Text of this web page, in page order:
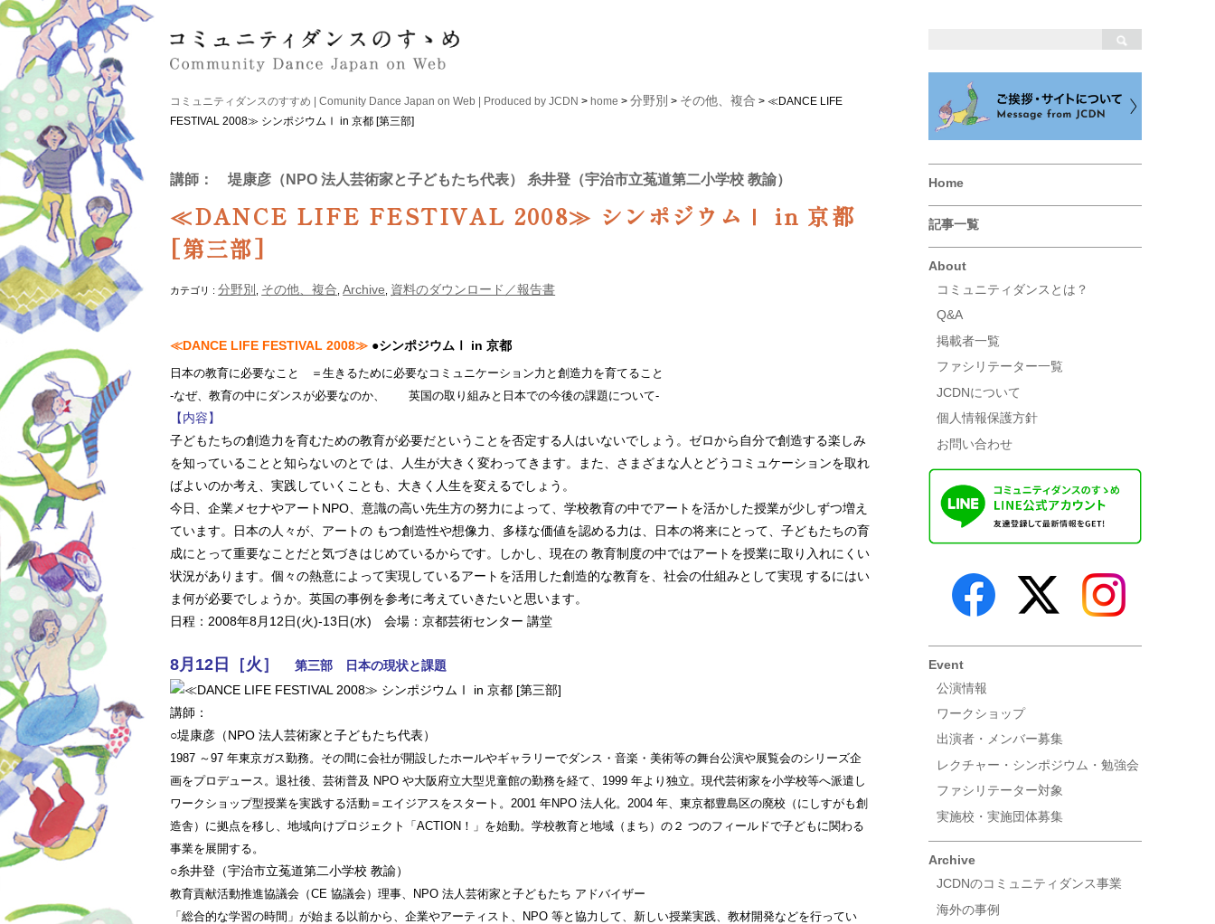
コミュニティダンスのすすめ | Comunity Dance Japan on Web | Produced by JCDN > home >分野別 > その他、複合 > ≪DANCE LIFE
FESTIVAL 2008≫ シンポジウムⅠ in 京都 [第三部]
Home
記事一覧
About
コミュニティダンスとは？
Q&A
掲載者一覧
ファシリテーター一覧
JCDNについて
個人情報保護方針
お問い合わせ
Event
公演情報
ワークショップ
出演者・メンバー募集
レクチャー・シンポジウム・勉強会
ファシリテーター対象
実施校・実施団体募集
Archive
JCDNのコミュニティダンス事業
海外の事例
講師： 堤康彦（NPO 法人芸術家と子どもたち代表） 糸井登（宇治市立菟道第二小学校 教諭）
≪DANCE LIFE FESTIVAL 2008≫ シンポジウムⅠ in 京都
[第三部]
カテゴリ :分野別 その他、複合 ,Archive 資料のダウンロード／報告書
≪DANCE LIFE FESTIVAL 2008≫ ●シンポジウムⅠ in 京都
日本の教育に必要なこと ＝生きるために必要なコミュニケーション力と創造力を育てること
-なぜ、教育の中にダンスが必要なのか、 英国の取り組みと日本での今後の課題について-
【内容】
子どもたちの創造力を育むための教育が必要だということを否定する人はいないでしょう。ゼロから自分で創造する楽しみ
を知っていることと知らないのとで は、人生が大きく変わってきます。また、さまざまな人とどうコミュケーションを取れ
ばよいのか考え、実践していくことも、大きく人生を変えるでしょう。
今日、企業メセナやアートNPO、意識の高い先生方の努力によって、学校教育の中でアートを活かした授業が少しずつ増え
ています。日本の人々が、アートの もつ創造性や想像力、多様な価値を認める力は、日本の将来にとって、子どもたちの育
成にとって重要なことだと気づきはじめているからです。しかし、現在の 教育制度の中ではアートを授業に取り入れにくい
状況があります。個々の熱意によって実現しているアートを活用した創造的な教育を、社会の仕組みとして実現 するにはい
ま何が必要でしょうか。英国の事例を参考に考えていきたいと思います。
日程：2008年8月12日(火)-13日(水) 会場：京都芸術センター 講堂
8月12日［火］ 第三部 日本の現状と課題
講師：
○堤康彦（NPO 法人芸術家と子どもたち代表）
1987 ～97 年東京ガス勤務。その間に会社が開設したホールやギャラリーでダンス・音楽・美術等の舞台公演や展覧会のシリーズ企
画をプロデュース。退社後、芸術普及 NPO や大阪府立大型児童館の勤務を経て、1999 年より独立。現代芸術家を小学校等へ派遣し
ワークショップ型授業を実践する活動＝エイジアスをスタート。2001 年NPO 法人化。2004 年、東京都豊島区の廃校（にしすがも創
造舎）に拠点を移し、地域向けプロジェクト「ACTION！」を始動。学校教育と地域（まち）の２ つのフィールドで子どもに関わる
事業を展開する。
○糸井登（宇治市立菟道第二小学校 教諭）
教育貢献活動推進協議会（CE 協議会）理事、NPO 法人芸術家と子どもたち アドバイザー
「総合的な学習の時間」が始まる以前から、企業やアーティスト、NPO 等と協力して、新しい授業実践、教材開発などを行ってい